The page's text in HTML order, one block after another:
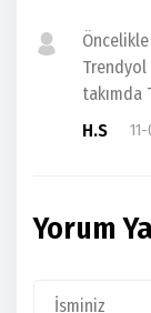
takımda
H.S
Yorum